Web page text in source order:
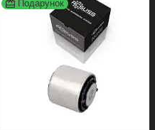
Подарунок